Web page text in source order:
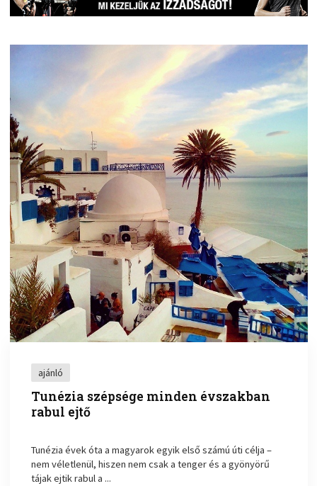
ajánló
Tunézia szépsége minden évszakban
rabul ejtő
Tunézia évek óta a magyarok egyik első számú úti célja –
nem véletlenül, hiszen nem csak a tenger és a gyönyörű
tájak ejtik rabul a ...